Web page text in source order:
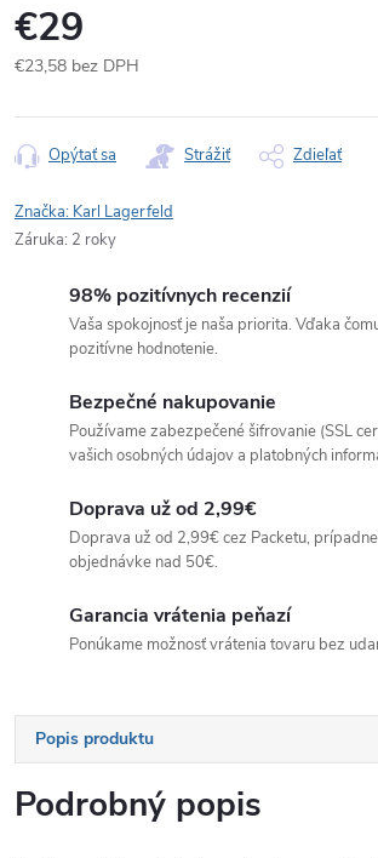
€29
€23,58 bez DPH
cena:
Opýtať sa Strážiť Zdieľať
Značka: Karl Lagerfeld
Záruka: 2 roky
98% pozitívnych recenzií
Vaša spokojnosť je naša priorita. Vďaka
pozitívne hodnotenie.
Bezpečné nakupovanie
Používame zabezpečené šifrovanie (SSL
vašich osobných údajov a platobných
Doprava už od 2,99€
Doprava už od 2,99€ cez Packetu,
objednávke nad 50€.
Garancia vrátenia peňazí
Ponúkame možnosť vrátenia tovaru bez
Popis produktu
Podrobný popis